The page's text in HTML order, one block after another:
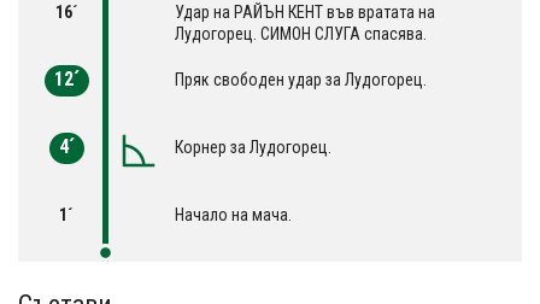
16´
Удар на РАЙЪН КЕНТ във вратата на
Лудогорец. СИМОН СЛУГА спасява.
12´ Пряк свободен удар за Лудогорец.
4´ Корнер за Лудогорец.
1´ Начало на мача.